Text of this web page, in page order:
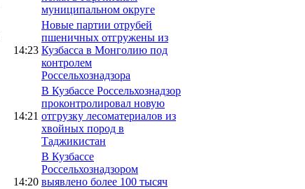
муниципальном округе
14:23
Новые партии отрубей
пшеничных отгружены из
Кузбасса в Монголию под
контролем
Россельхознадзора
14:21
В Кузбассе Россельхознадзор
проконтролировал новую
отгрузку лесоматериалов из
хвойных пород в
Таджикистан
14:20
В Кузбассе
Россельхознадзором
выявлено более 100 тысяч